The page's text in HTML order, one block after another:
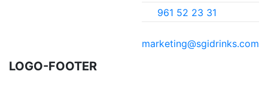
961 52 23 31
marketing@sgidrinks.com
LOGO-FOOTER